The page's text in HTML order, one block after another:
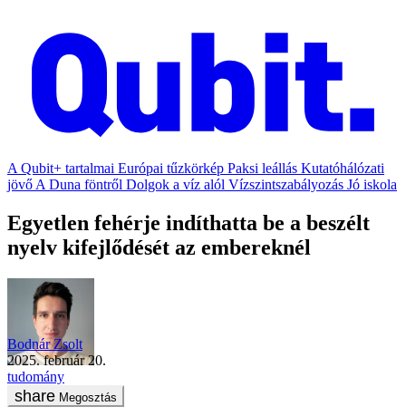
A Qubit+ tartalmai Európai tűzkörkép Paksi leállás Kutatóhálózati
jövő A Duna föntről Dolgok a víz alól Vízszintszabályozás Jó iskola
Egyetlen fehérje indíthatta be a beszélt
nyelv kifejlődését az embereknél
Bodnár Zsolt
2025. február 20.
tudomány
Megosztás